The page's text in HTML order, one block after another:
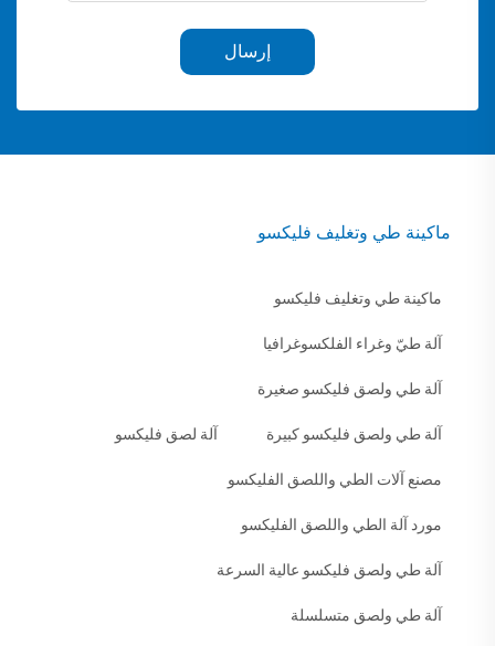
إرسال
ماكينة طي وتغليف فليكسو
ماكينة طي وتغليف فليكسو
آلة طيّ وغراء الفلكسوغرافيا
آلة طي ولصق فليكسو صغيرة
آلة طي ولصق فليكسو كبيرة آلة لصق فليكسو
مصنع آلات الطي واللصق الفليكسو
مورد آلة الطي واللصق الفليكسو
آلة طي ولصق فليكسو عالية السرعة
آلة طي ولصق متسلسلة